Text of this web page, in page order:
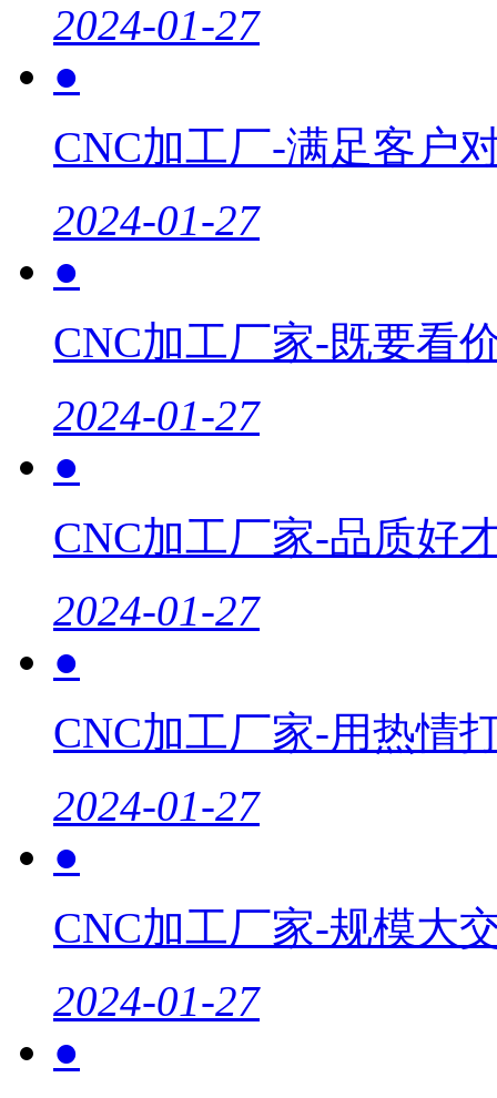
2024-01-27
●
CNC加工厂-满足客户
2024-01-27
●
CNC加工厂家-既要看
2024-01-27
●
CNC加工厂家-品质好
2024-01-27
●
CNC加工厂家-用热情
2024-01-27
●
CNC加工厂家-规模大
2024-01-27
●